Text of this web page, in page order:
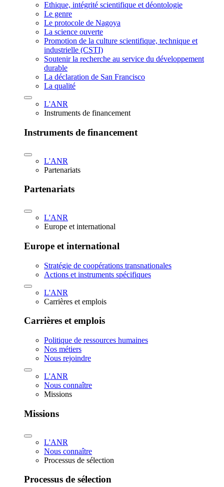
Ethique, intégrité scientifique et déontologie
Le genre
Le protocole de Nagoya
La science ouverte
Promotion de la culture scientifique, technique et
industrielle (CSTI)
Soutenir la recherche au service du développement
durable
La déclaration de San Francisco
La qualité
L'ANR
Instruments de financement
Instruments de financement
L'ANR
Partenariats
Partenariats
L'ANR
Europe et international
Europe et international
Stratégie de coopérations transnationales
Actions et instruments spécifiques
L'ANR
Carrières et emplois
Carrières et emplois
Politique de ressources humaines
Nos métiers
Nous rejoindre
L'ANR
Nous connaître
Missions
Missions
L'ANR
Nous connaître
Processus de sélection
Processus de sélection